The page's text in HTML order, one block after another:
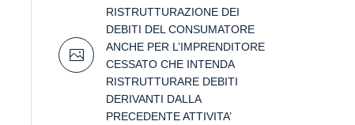
RISTRUTTURAZIONE DEI
DEBITI DEL CONSUMATORE
ANCHE PER L’IMPRENDITORE
CESSATO CHE INTENDA
RISTRUTTURARE DEBITI
DERIVANTI DALLA
PRECEDENTE ATTIVITA’